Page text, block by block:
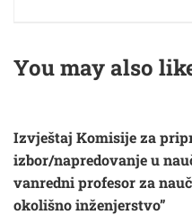
You may also
Izvještaj Komisije za
izbor/napredovanje u
vanredni profesor za
okolišno inženjerstvo”